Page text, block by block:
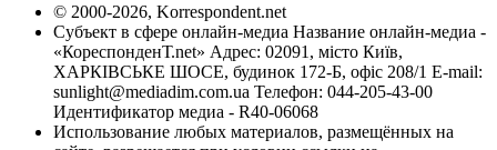
© 2000-2026, Korrespondent.net
Субъект в сфере онлайн-медиа Название онлайн-медиа -
«КореспонденТ.net» Адрес: 02091, місто Київ,
ХАРКІВСЬКЕ ШОСЕ, будинок 172-Б, офіс 208/1 E-mail:
sunlight@mediadim.com.ua Телефон: 044-205-43-00
Идентификатор медиа - R40-06068
Использование любых материалов, размещённых на